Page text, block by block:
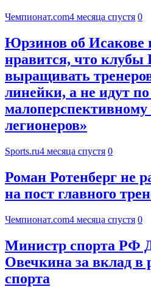
Чемпионат.com4 месяца спустя 0
Юрзинов об
нравится, что
выращивать
линейки, а не идут
легионеров»
Sports.ru4 месяца спустя 0
Роман Ротенберг не
на пост главного
Чемпионат.com4 месяца спустя 0
Министр спорта РФ
Овечкина за вклад в
спорта